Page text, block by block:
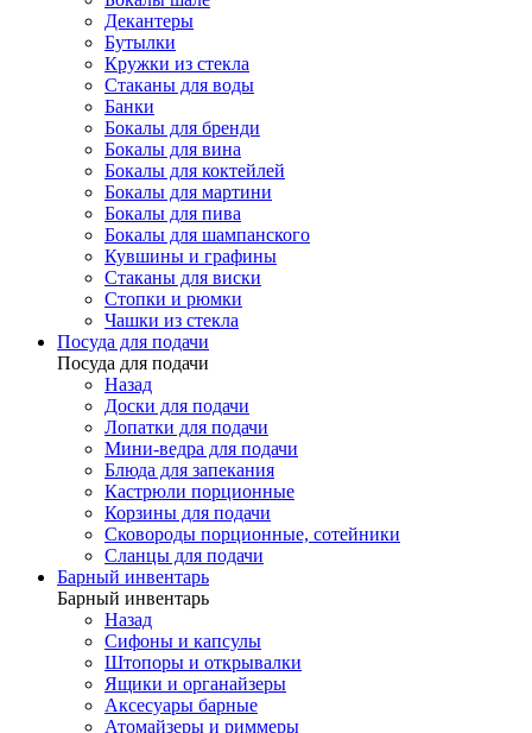
Декантеры
Бутылки
Кружки из стекла
Стаканы для воды
Банки
Бокалы для бренди
Бокалы для вина
Бокалы для коктейлей
Бокалы для мартини
Бокалы для пива
Бокалы для шампанского
Кувшины и графины
Стаканы для виски
Стопки и рюмки
Чашки из стекла
Посуда для подачи
Посуда для подачи
Назад
Доски для подачи
Лопатки для подачи
Мини-ведра для подачи
Блюда для запекания
Кастрюли порционные
Корзины для подачи
Сковороды порционные, сотейники
Сланцы для подачи
Барный инвентарь
Барный инвентарь
Назад
Сифоны и капсулы
Штопоры и открывалки
Ящики и органайзеры
Аксесуары барные
Атомайзеры и риммеры